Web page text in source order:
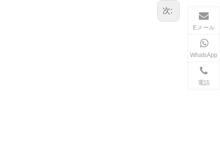
次:
Eメール
WhatsApp
電話